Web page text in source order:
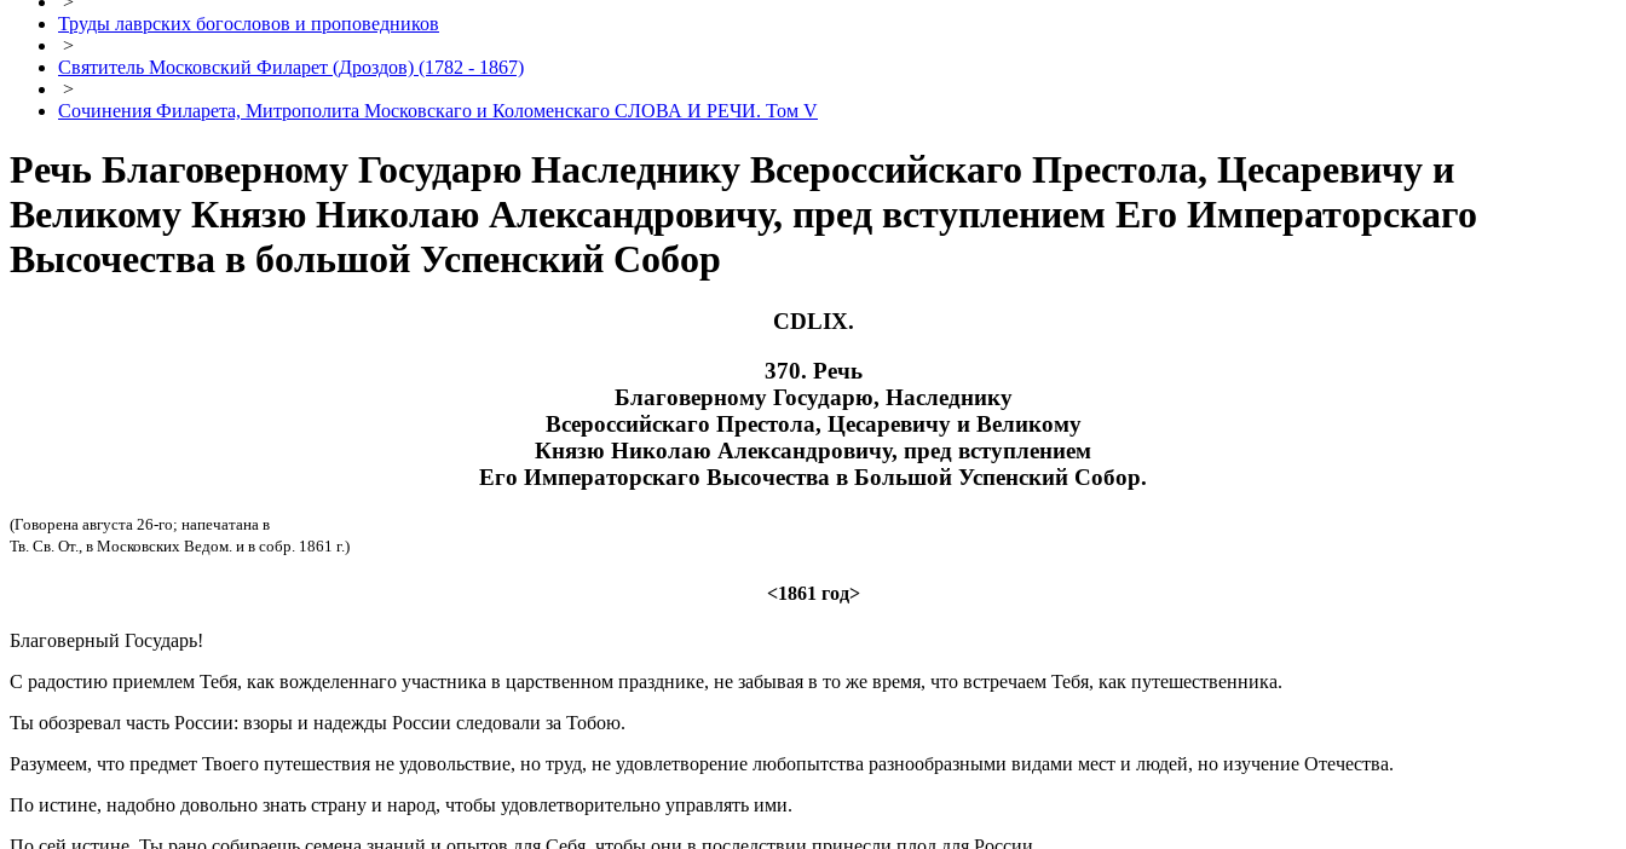
Труды лаврских богословов и проповедников
>
Святитель Московский Филарет (Дроздов) (1782 - 1867)
>
Сочинения Филарета, Митрополита Московскаго и Коломенскаго СЛОВА И РЕЧИ. Том V
Речь Благоверному Государю Наследнику Всероссийскаго Престола, Цесаревичу и
Великому Князю Николаю Александровичу, пред вступлением Его Императорскаго
Высочества в большой Успенский Собор
CDLIX.
370. Речь
Благоверному Государю, Наследнику
Всероссийскаго Престола, Цесаревичу и Великому
Князю Николаю Александровичу, пред вступлением
Его Императорскаго Высочества в Большой Успенский Собор.
(Говорена августа 26-го; напечатана в
Тв. Св. От., в Московских Ведом. и в собр. 1861 г.)
<1861 год>
Благоверный Государь!
С радостию приемлем Тебя, как вожделеннаго участника в царственном празднике, не забывая в то же время, что встречаем Тебя, как путешественника.
Ты обозревал часть России: взоры и надежды России следовали за Тобою.
Разумеем, что предмет Твоего путешествия не удовольствие, но труд, не удовлетворение любопытства разнообразными видами мест и людей, но изучение Отечества.
По истине, надобно довольно знать страну и народ, чтобы удовлетворительно управлять ими.